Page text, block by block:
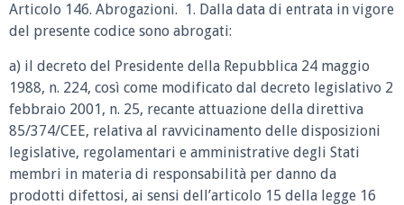
Articolo 146. Abrogazioni. 1. Dalla data di entrata in vigore
del presente codice sono abrogati:
a) il decreto del Presidente della Repubblica 24 maggio
1988, n. 224, così come modificato dal decreto legislativo 2
febbraio 2001, n. 25, recante attuazione della direttiva
85/374/CEE, relativa al ravvicinamento delle disposizioni
legislative, regolamentari e amministrative degli Stati
membri in materia di responsabilità per danno da
prodotti difettosi, ai sensi dell’articolo 15 della legge 16